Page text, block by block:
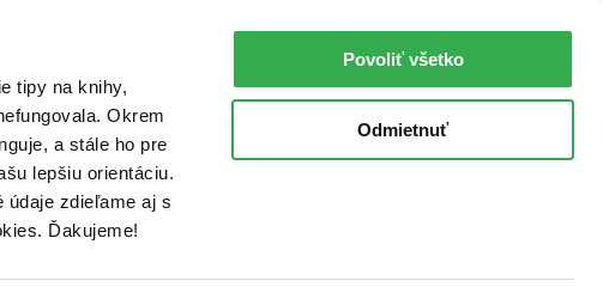
tipy na knihy,
Okrem
a stále ho pre
lepšiu orientáciu.
údaje zdieľame aj s
Ďakujeme!
Povoliť všetko
Odmietnuť